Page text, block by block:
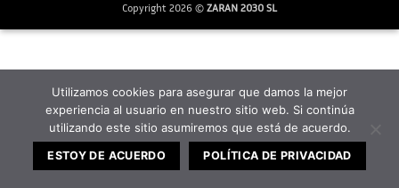
Copyright 2026 © ZARAN 2030 SL
Utilizamos cookies para asegurar que damos la mejor
experiencia al usuario en nuestro sitio web. Si continúa
utilizando este sitio asumiremos que está de acuerdo.
ESTOY DE ACUERDO POLÍTICA DE PRIVACIDAD